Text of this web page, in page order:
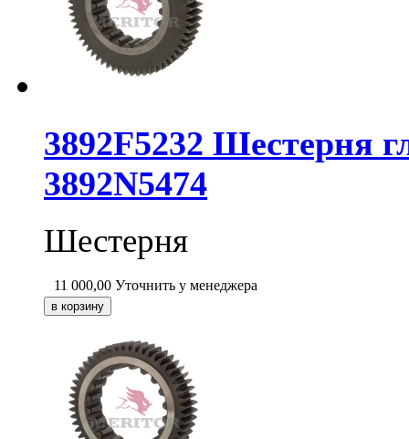
3892F5232 Шестерня
3892N5474
Шестерня
11 000,00 Уточнить у менеджера